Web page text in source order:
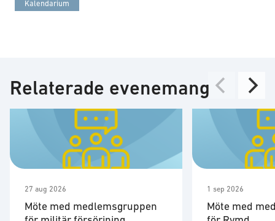
Kalendarium
Relaterade evenemang
27 aug 2026
Möte med medlemsgruppen
1 sep 2026
Möte med